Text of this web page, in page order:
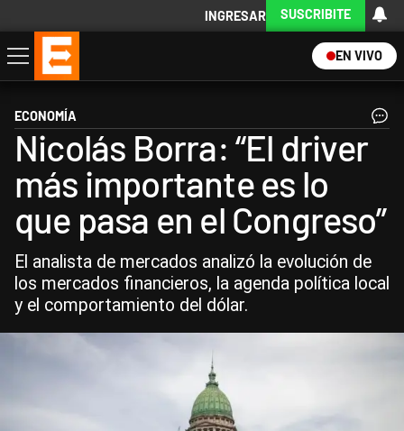
INGRESAR SUSCRIBITE
EN VIVO
Economía
Política
Internacional
Actualidad
Descargá la App
ECONOMÍA
Nicolás Borra: “El driver
más importante es lo
que pasa en el Congreso”
El analista de mercados analizó la evolución de
los mercados financieros, la agenda política local
y el comportamiento del dólar.